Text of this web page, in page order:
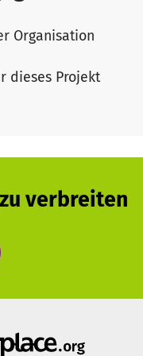
Haltestellen
Anschaffungen,
Organisation
dieses Projekt
verbreiten